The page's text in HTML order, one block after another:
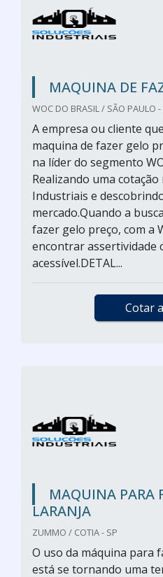
MAQUINA DE
WOC DO BRASIL / SÃO PAULO -
A empresa ou cliente
maquina de fazer gelo
na líder do segmento
Realizando uma
Industriais e
mercado.Quando a
fazer gelo preço, com a
encontrar assertividade
acessível.DETAL...
Cotar
MAQUINA PARA
LARANJA
ZUMMO / COTIA - SP
O uso da máquina para
está se tornando uma